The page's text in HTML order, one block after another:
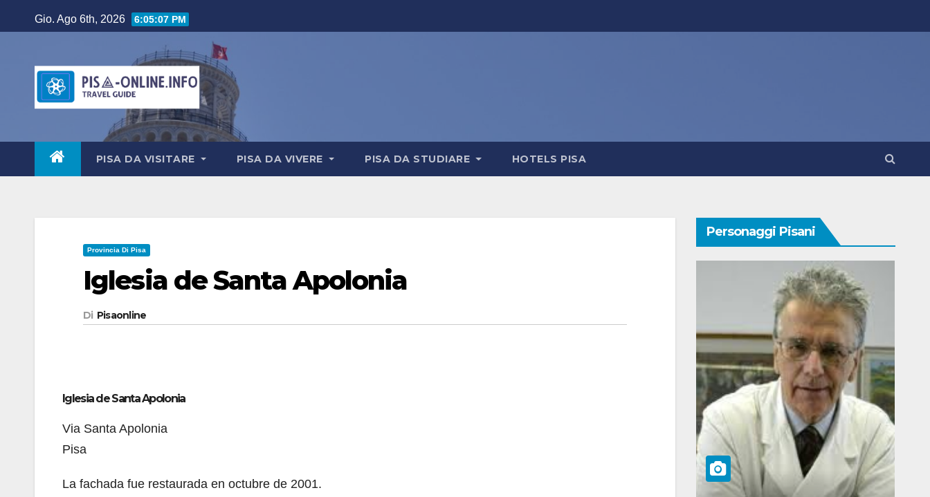
al
Gio. Ago 6th, 2026 6:05:08 PM
PISA DA VISITARE PISA DA VIVERE PISA DA STUDIARE HOTELS PISA
Provincia Di Pisa
Iglesia de Santa Apolonia
Di Pisaonline
Iglesia de Santa Apolonia
Via Santa Apolonia
Pisa
La fachada fue restaurada en octubre de 2001.
Personaggi Pisani